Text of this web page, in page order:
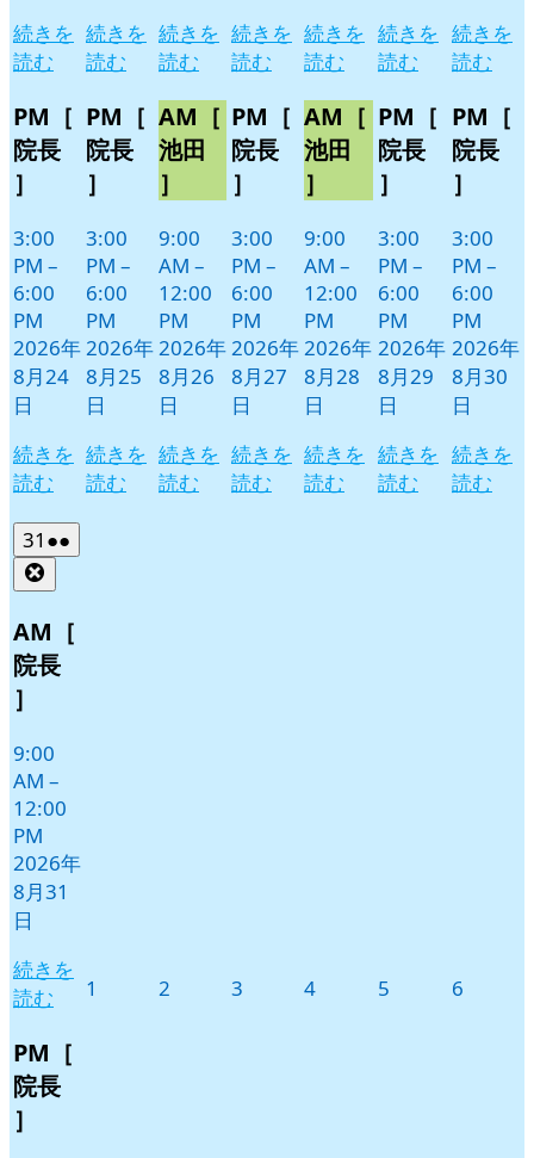
続きを
読む
PM［
院長
］
3:00
PM –
6:00
PM
2026年
8月24
日
続きを
読む
続きを
読む
PM［
院長
］
3:00
PM –
6:00
PM
2026年
8月25
日
続きを
読む
続きを
読む
AM［
池田
］
9:00
AM –
12:00
PM
2026年
8月26
日
続きを
読む
続きを
読む
PM［
院長
］
3:00
PM –
6:00
PM
2026年
8月27
日
続きを
読む
続きを
読む
AM［
池田
］
9:00
AM –
12:00
PM
2026年
8月28
日
続きを
読む
続きを
読む
PM［
院長
］
3:00
PM –
6:00
PM
2026年
8月29
日
続きを
読む
続きを
読む
PM［
院長
］
3:00
PM –
6:00
PM
2026年
8月30
日
続きを
読む
31 2026
年
8
月
31
日
●●
件
イ
ベ
AM［
院長
］
9:00
AM –
12:00
PM
2026年
8月31
日
続きを
読む
PM［
院長
］
1 2 3 42026
5 6